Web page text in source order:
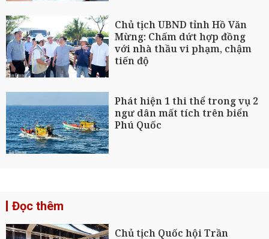
Chủ tịch UBND tỉnh Hồ Văn
Mừng: Chấm dứt hợp đồng
với nhà thầu vi phạm, chậm
tiến độ
Phát hiện 1 thi thể trong vụ 2
ngư dân mất tích trên biển
Phú Quốc
Đọc thêm
Chủ tịch Quốc hội Trần